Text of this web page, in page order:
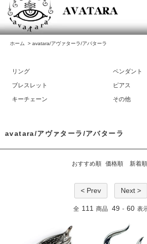
ホーム > avatara/アヴァターラ/アバターラ
リング
ペンダント
ブレスレット
ピアス
キーチェーン
その他
avatara/アヴァターラ/アバターラ
おすすめ順 価格順 新着順
< Prev Next >
全 111 商品 49 - 60 表